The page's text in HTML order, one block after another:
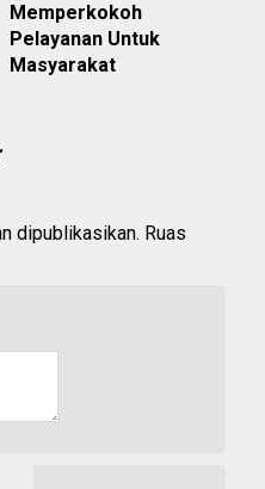
Memperkokoh
Pelayanan Untuk
Masyarakat
dipublikasikan. Ruas